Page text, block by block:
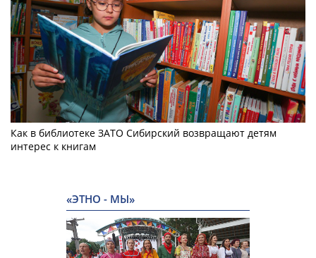
Как в библиотеке ЗАТО Сибирский возвращают детям
интерес к книгам
«ЭТНО - МЫ»